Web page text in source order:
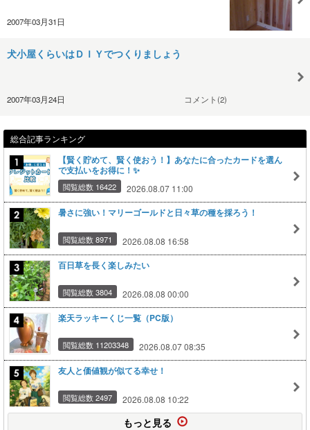
2007年03月31日
犬小屋くらいはＤＩＹでつくりましょう
2007年03月24日 コメント(2)
総合記事ランキング
【賢く貯めて、賢く使おう！】あなたに合ったカードを選ん
で支払いをお得に！✨
閲覧総数 16422 2026.08.07 11:00
暑さに強い！マリーゴールドと日々草の種を採ろう！
閲覧総数 8971 2026.08.08 16:58
百日草を長く楽しみたい
閲覧総数 3804 2026.08.08 00:00
楽天ラッキーくじ一覧（PC版）
閲覧総数 11203348 2026.08.07 08:35
友人と価値観が似てる幸せ！
閲覧総数 2497 2026.08.08 10:22
もっと見る